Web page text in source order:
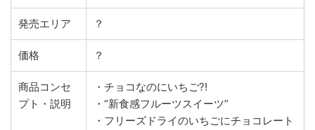
発売エリア ？
価格 ？
商品コンセ
プト・説明
・チョコなのにいちご?!
・“新食感フルーツスイーツ”
・フリーズドライのいちごにチョコレート